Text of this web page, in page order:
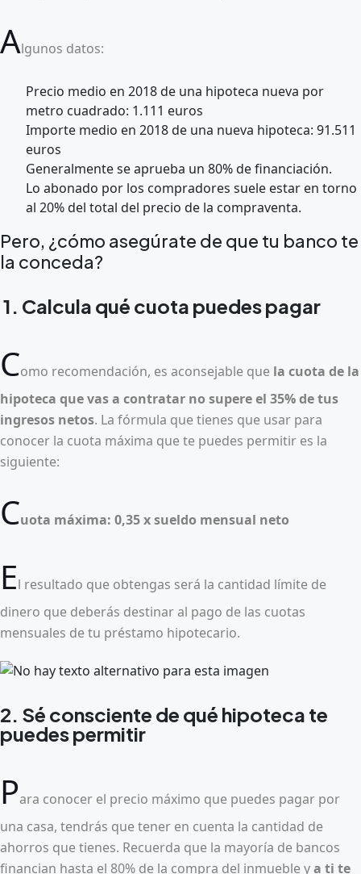
Algunos datos:
Precio medio en 2018 de una hipoteca nueva por
metro cuadrado: 1.111 euros
Importe medio en 2018 de una nueva hipoteca: 91.511
euros
Generalmente se aprueba un 80% de financiación.
Lo abonado por los compradores suele estar en torno
al 20% del total del precio de la compraventa.
Pero, ¿cómo asegúrate de que tu banco te
la conceda?
1. Calcula qué cuota puedes pagar
Como recomendación, es aconsejable que la cuota de la
hipoteca que vas a contratar no supere el 35% de tus
ingresos netos. La fórmula que tienes que usar para
conocer la cuota máxima que te puedes permitir es la
siguiente:
Cuota máxima: 0,35 x sueldo mensual neto
El resultado que obtengas será la cantidad límite de
dinero que deberás destinar al pago de las cuotas
mensuales de tu préstamo hipotecario.
2. Sé consciente de qué hipoteca te
puedes permitir
Para conocer el precio máximo que puedes pagar por
una casa, tendrás que tener en cuenta la cantidad de
ahorros que tienes. Recuerda que la mayoría de bancos
financian hasta el 80% de la compra del inmueble ya ti te